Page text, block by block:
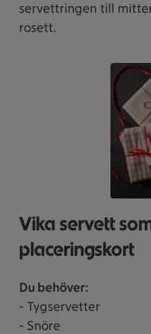
servettringen till
rosett.
Vika servett
placeringskort
Du behöver:
- Tygservetter
- Snöre